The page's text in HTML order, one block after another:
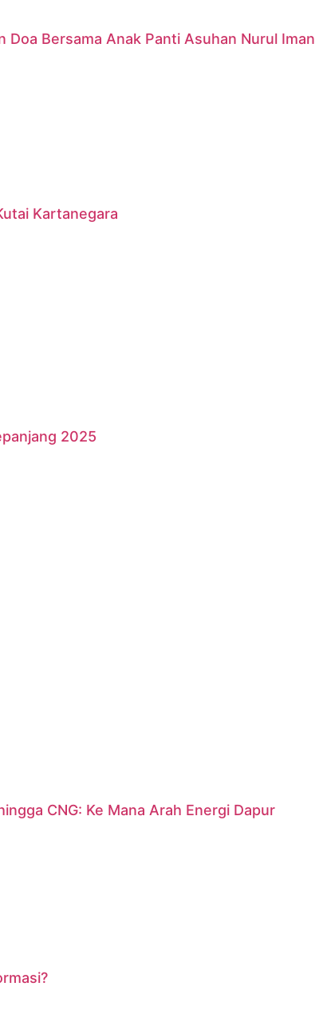
Bersama Anak Panti Asuhan Nurul Iman
Kartanegara
2025
CNG: Ke Mana Arah Energi Dapur